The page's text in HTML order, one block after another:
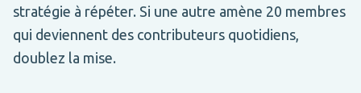
stratégie à répéter. Si une autre amène 20 membres
qui deviennent des contributeurs quotidiens,
doublez la mise.